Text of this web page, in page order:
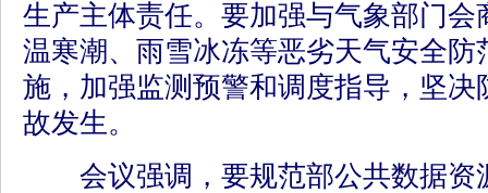
生产主体责任。要加强与气象部门会
温寒潮、雨雪冰冻等恶劣天气安全防
施，加强监测预警和调度指导，坚决
故发生。
会议强调，要规范部公共数据资